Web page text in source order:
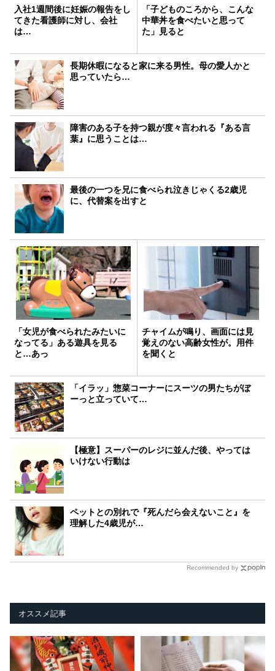
入社1週間後に妊娠の報告をし
てきた看護師に対し、会社
は…
「子どものころから、こんな
中華丼を食べたいと思って
た」見ると
長期休暇になると家に来る男性。母の愛人かと
思っていたら…
障害のある子を持つ親が度々言われる『ある言
葉』に思うことは…
最後の一つを兄に食べられ泣きじゃくる2歳児
に、代替案を出すと
「女児が食べられたみたいに
なってる」ある遊具を見る
と…あっ
チャイムが鳴り、画面には見
覚えのない高齢女性が。用件
を聞くと
「イラッ」惣菜コーナーにスーツの男たちがぼ
ーっと立っていて…
【極意】スーパーのレジに並んだ後、やっては
いけない行動は
ペットとの別れで『死んだら会えないこと』を
理解した4歳児が…
Recommended by
オススメ記事